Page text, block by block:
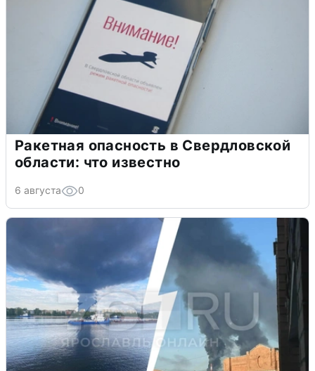
Ракетная опасность в Свердловской
области: что известно
6 августа 0